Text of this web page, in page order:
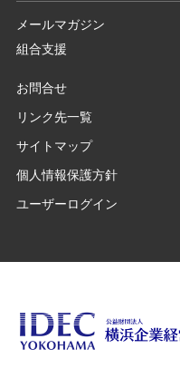
メールマガジン
組合支援
お問合せ
リンク先一覧
サイトマップ
個人情報保護方針
ユーザーログイン